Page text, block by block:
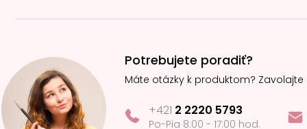
Potrebujete poradiť?
Máte otázky k produktom? Zavolajte
+421 2 2220 5793
Po-Pia 8:00 - 17:00 hod.